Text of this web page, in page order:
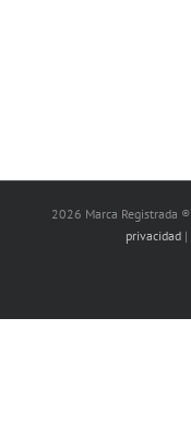
2026 Marca Registrada
privacidad |